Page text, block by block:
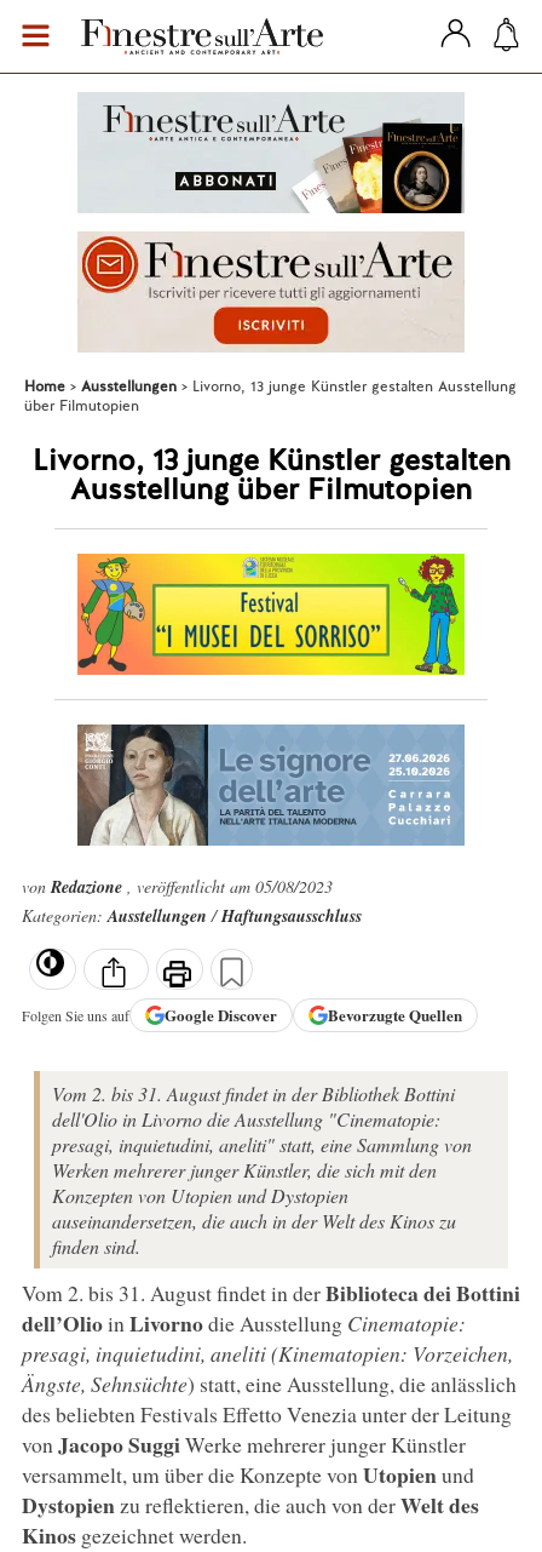
Home Ausstellungen
Livorno, 13 junge Künstler gestalten Ausstellung
über Filmutopien
Livorno, 13 junge Künstler gestalten
Ausstellung über Filmutopien
vonRedazione , veröffentlicht am 05/08/2023
Kategorien:Ausstellungen/Haftungsausschluss
Folgen Sie uns auf GoogleDiscover Bevorzugte Quellen
Vom 2. bis 31. August findet in der Bibliothek Bottini
dell'Olio in Livorno die Ausstellung "Cinematopie:
presagi, inquietudini, aneliti" statt, eine Sammlung von
Werken mehrerer junger Künstler, die sich mit den
Konzepten von Utopien und Dystopien
auseinandersetzen, die auch in der Welt des Kinos zu
finden sind.
Vom 2. bis 31. August findet in derBiblioteca dei Bottini
dell’Olioin Livornodie Ausstellung Cinematopie:
presagi, inquietudini, aneliti (Kinematopien: Vorzeichen,
Ängste, Sehnsüchte) statt, eine Ausstellung, die anlässlich
des beliebten Festivals Effetto Venezia unter der Leitung
von Jacopo SuggiWerke mehrerer junger Künstler
versammelt, um über die Konzepte von Utopienund
Dystopien zu reflektieren, die auch von derWelt des
Kinosgezeichnet werden.